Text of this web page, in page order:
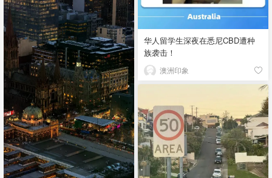
华人留学生深夜在悉尼CBD遭种
族袭击！
澳洲印象